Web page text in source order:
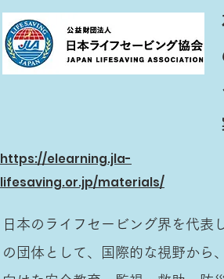
https://elearning.jla-
lifesaving.or.jp/materials/
日本のライフセービング界を代表
の団体として、国際的な視野から